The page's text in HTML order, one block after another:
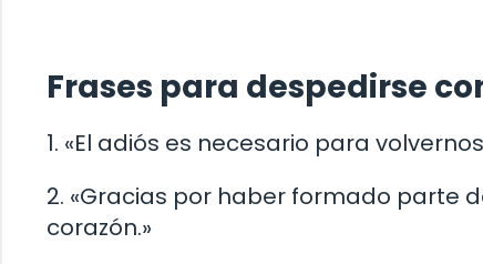
Frases para despedirse
1. «El adiós es necesario para
2. «Gracias por haber formado parte
corazón.»